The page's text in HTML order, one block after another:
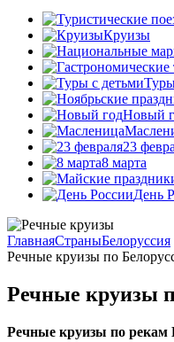
Круизы
Новый
23
8 марта
День
ГлавнаяСтраныБелоруссия
Речные круизы по
Речные круизы
Речные круизы по рекам